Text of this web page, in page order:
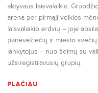
aktyvaus laisvalaikio.
arena per pirmąjį veiklos
laisvalaikio erdvių – joje
panevėžiečių ir miesto
lankytojus – nuo šeimų su
užsiregistravusių grupių.
PLAČIAU